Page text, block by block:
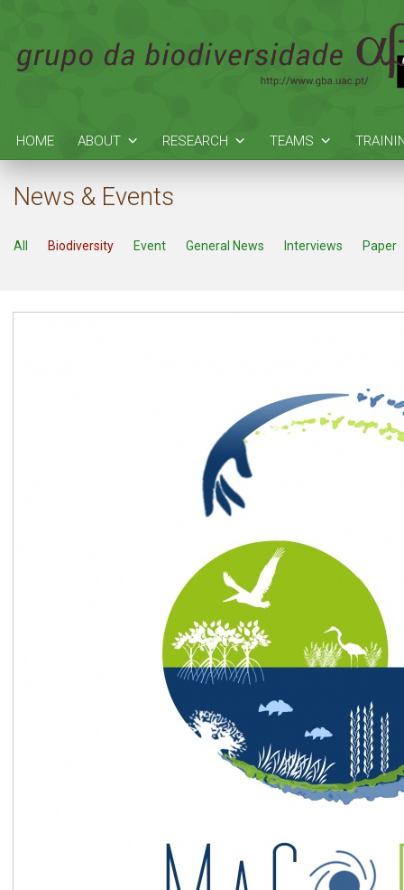
HOME ABOUT RESEARCH TEAMS
News & Events
All Biodiversity Event General News Interviews Paper